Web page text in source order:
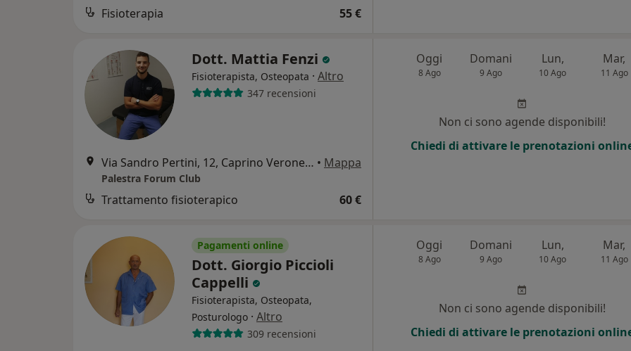
Fisioterapia 55 €
Dott. Mattia Fenzi
Fisioterapista, Osteopata · Altro
347 recensioni
Via Sandro Pertini, 12, Caprino Veronese • Mappa
Palestra Forum Club
Trattamento fisioterapico 60 €
Oggi
8 Ago
Domani
9 Ago
Lun,
10 Ago
Mar,
11 Ago
Non ci sono agende disponibili!
Chiedi di attivare le prenotazioni
Pagamenti online
Dott. Giorgio Piccioli
Cappelli
Fisioterapista, Osteopata,
Posturologo · Altro
309 recensioni
Oggi
8 Ago
Domani
9 Ago
Lun,
10 Ago
Mar,
11 Ago
Non ci sono agende disponibili!
Chiedi di attivare le prenotazioni